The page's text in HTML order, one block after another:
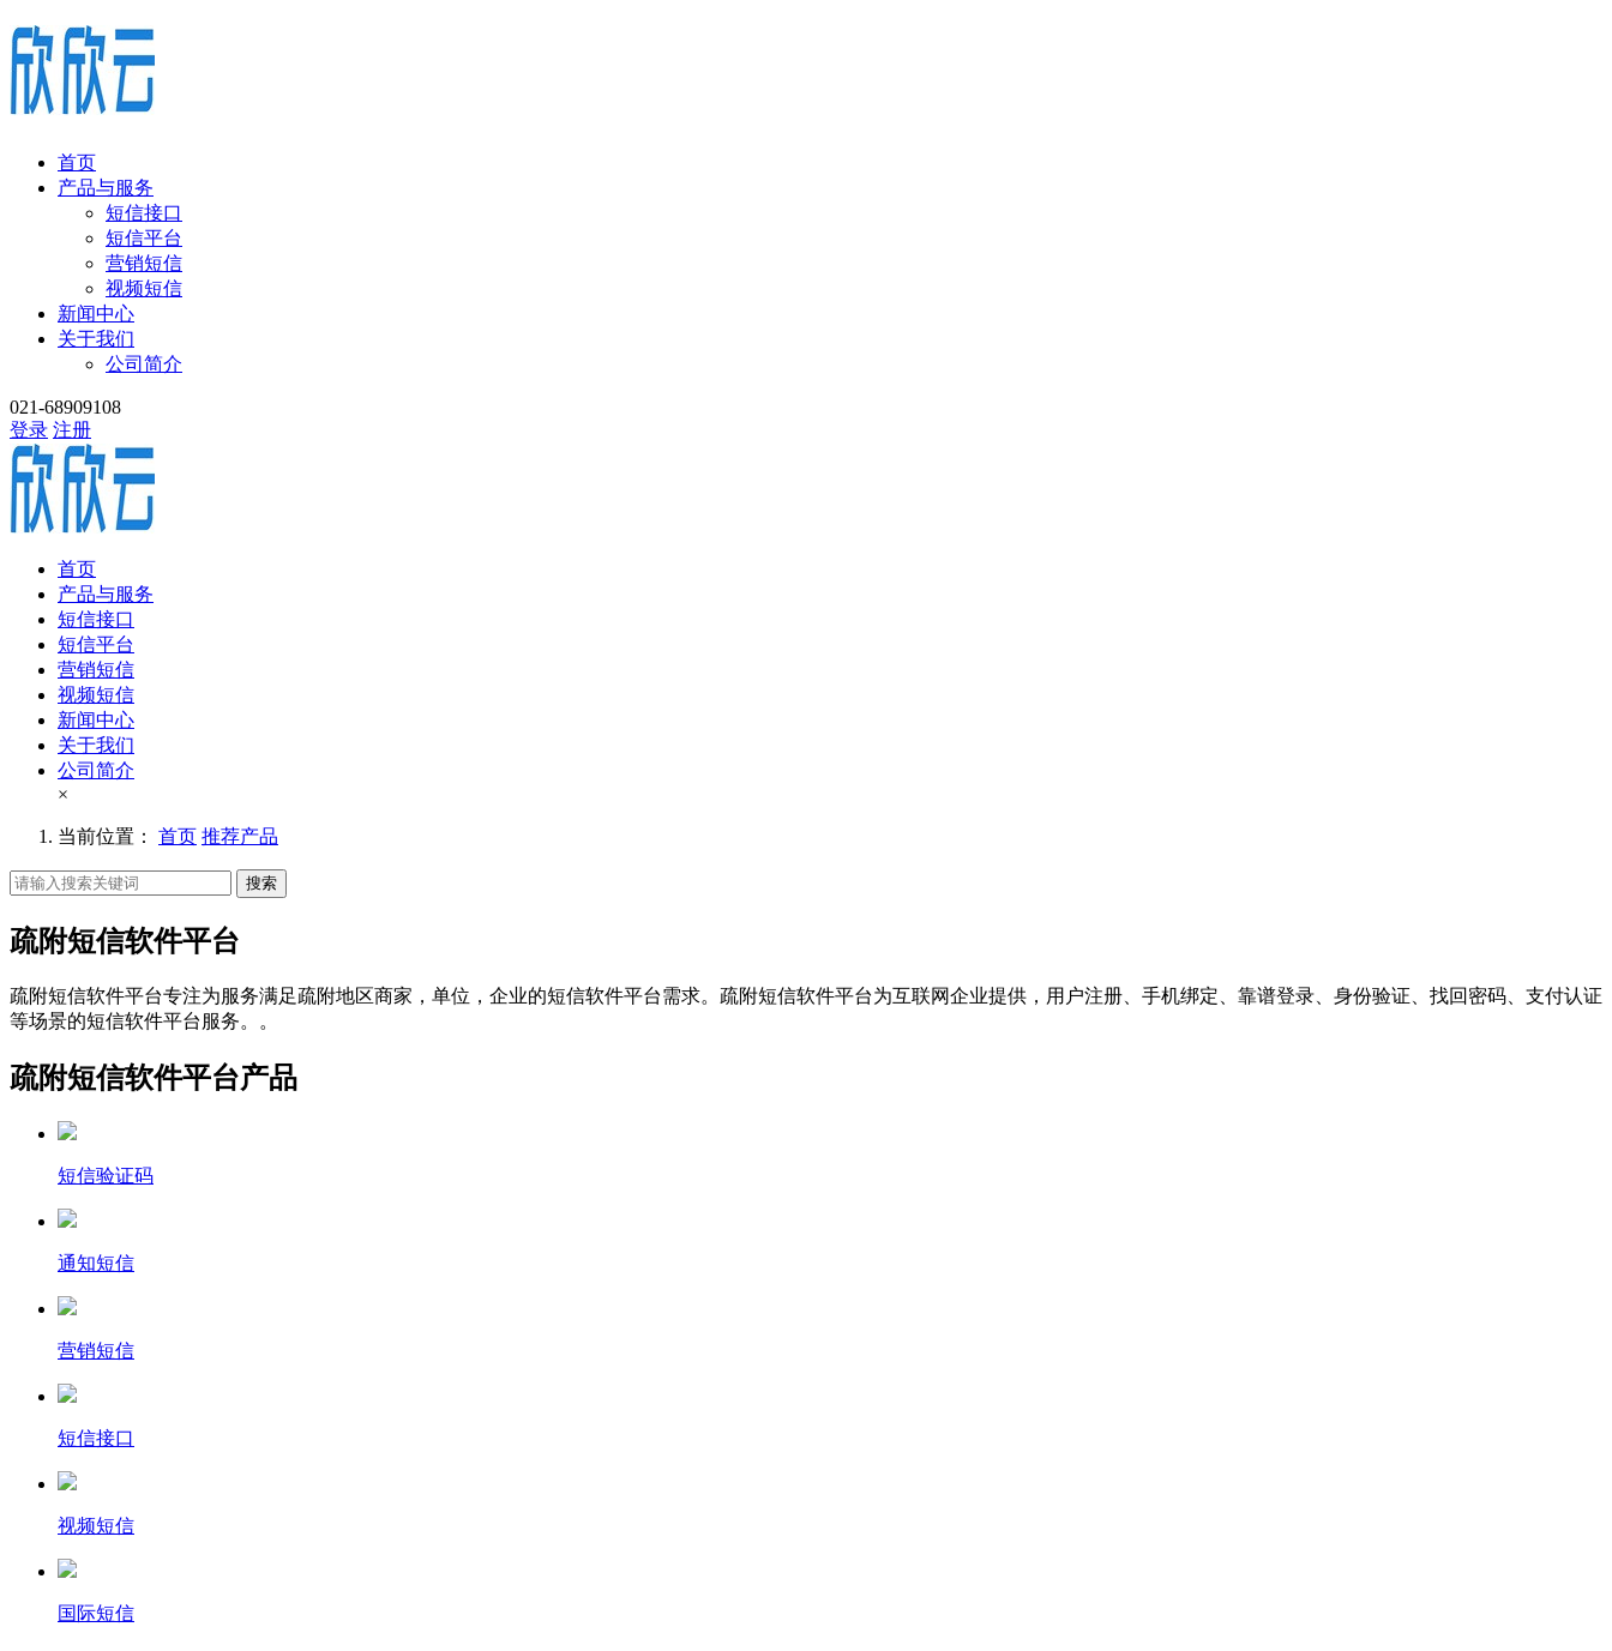
首页
产品与服务
短信接口
短信平台
营销短信
视频短信
新闻中心
关于我们
公司简介
021-68909108
登录 注册
首页
产品与服务
短信接口
短信平台
营销短信
视频短信
新闻中心
关于我们
公司简介
×
当前位置： 首页 推荐产品
搜索
疏附短信软件平台
疏附短信软件平台专注为服务满足疏附地区商家，单位，企业的短信软件平台需求。疏附短信软件平台为互联网企业提供，用户注册、手机绑定、靠谱登录、身份验证、找回密码、支付认证
等场景的短信软件平台服务。。
疏附短信软件平台产品
短信验证码
通知短信
营销短信
短信接口
视频短信
国际短信